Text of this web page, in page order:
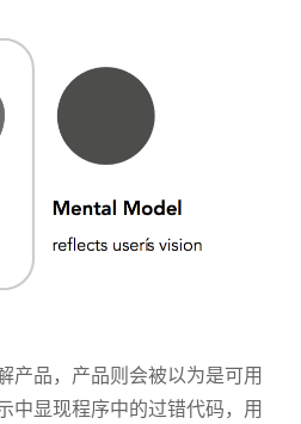
产品，产品则会被以为是可用
中显现程序中的过错代码，用